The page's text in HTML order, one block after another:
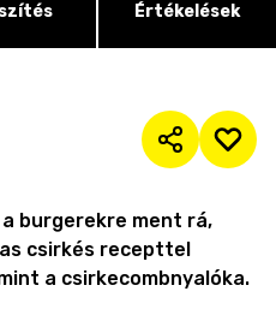
Értékelések
burgerekre ment rá,
csirkés recepttel
a csirkecombnyalóka.